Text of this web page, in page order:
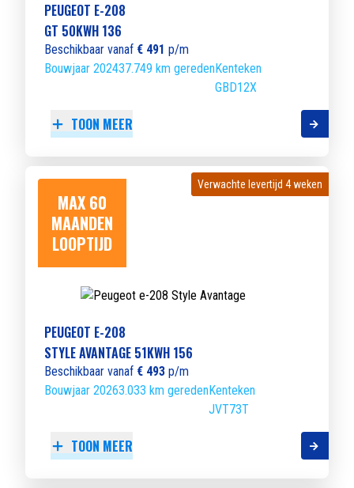
PEUGEOT E-208
GT 50KWH 136
Beschikbaar vanaf € 491 p/m
Bouwjaar 202437.749 km geredenKenteken
GBD12X
TOON MEER
MAX 60
MAANDEN
LOOPTIJD
Verwachte levertijd 4 weken
Verwachte levertijd 4 weken
PEUGEOT E-208
STYLE AVANTAGE 51KWH 156
Beschikbaar vanaf € 493 p/m
Bouwjaar 20263.033 km geredenKenteken
JVT73T
TOON MEER